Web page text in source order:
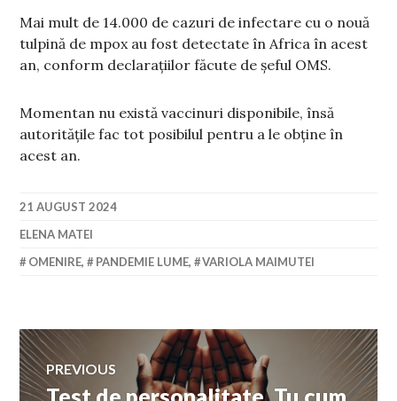
Mai mult de 14.000 de cazuri de infectare cu o nouă
tulpină de mpox au fost detectate în Africa în acest
an, conform declarațiilor făcute de șeful OMS.
Momentan nu există vaccinuri disponibile, însă
autoritățile fac tot posibilul pentru a le obține în
acest an.
21 AUGUST 2024
ELENA MATEI
OMENIRE, PANDEMIE LUME, VARIOLA MAIMUTEI
Navigare
PREVIOUS
Previous
Test de personalitate. Tu cum